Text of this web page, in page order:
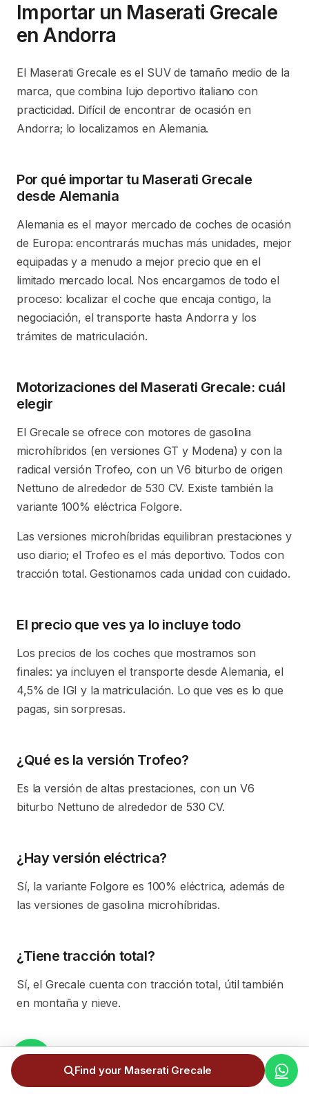
Importar un Maserati Grecale
en Andorra
El Maserati Grecale es el SUV de tamaño medio de la
marca, que combina lujo deportivo italiano con
practicidad. Difícil de encontrar de ocasión en
Andorra; lo localizamos en Alemania.
Por qué importar tu Maserati Grecale
desde Alemania
Alemania es el mayor mercado de coches de ocasión
de Europa: encontrarás muchas más unidades, mejor
equipadas y a menudo a mejor precio que en el
limitado mercado local. Nos encargamos de todo el
proceso: localizar el coche que encaja contigo, la
negociación, el transporte hasta Andorra y los
trámites de matriculación.
Motorizaciones del Maserati Grecale: cuál
elegir
El Grecale se ofrece con motores de gasolina
microhíbridos (en versiones GT y Modena) y con la
radical versión Trofeo, con un V6 biturbo de origen
Nettuno de alrededor de 530 CV. Existe también la
variante 100% eléctrica Folgore.
Las versiones microhíbridas equilibran prestaciones y
uso diario; el Trofeo es el más deportivo. Todos con
tracción total. Gestionamos cada unidad con cuidado.
El precio que ves ya lo incluye todo
Los precios de los coches que mostramos son
finales: ya incluyen el transporte desde Alemania, el
4,5% de IGI y la matriculación. Lo que ves es lo que
pagas, sin sorpresas.
¿Qué es la versión Trofeo?
Es la versión de altas prestaciones, con un V6
biturbo Nettuno de alrededor de 530 CV.
¿Hay versión eléctrica?
Sí, la variante Folgore es 100% eléctrica, además de
las versiones de gasolina microhíbridas.
¿Tiene tracción total?
Sí, el Grecale cuenta con tracción total, útil también
en montaña y nieve.
¿El precio incluye todos los gastos?
Sí: transporte, 4,5% de IGI y matriculación ya
Find your Maserati Grecale